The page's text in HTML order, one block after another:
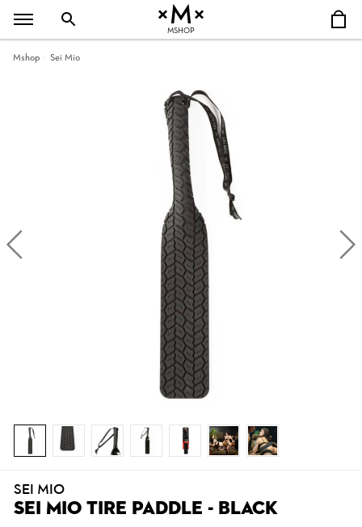
MSHOP
Mshop Sei Mio
SEI MIO
SEI MIO TIRE PADDLE - BLACK